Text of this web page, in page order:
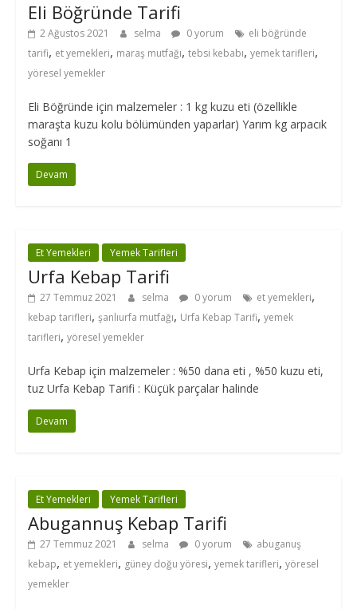
Eli Böğründe Tarifi
2 Ağustos 2021 selma 0 yorum
eli böğründe
tarifi, et yemekleri, maraş mutfağı, tebsi kebabı, yemek tarifleri,
yöresel yemekler
Eli Böğründe için malzemeler : 1 kg kuzu eti (özellikle
maraşta kuzu kolu bölümünden yaparlar) Yarım kg arpacık
soğanı 1
Devam
Et Yemekleri Yemek Tarifleri
Urfa Kebap Tarifi
27 Temmuz 2021 selma 0 yorum et yemekleri,
kebap tarifleri, şanlıurfa mutfağı, Urfa Kebap Tarifi, yemek
tarifleri, yöresel yemekler
Urfa Kebap için malzemeler : %50 dana eti , %50 kuzu eti,
tuz Urfa Kebap Tarifi : Küçük parçalar halinde
Devam
Et Yemekleri Yemek Tarifleri
Abugannuş Kebap Tarifi
27 Temmuz 2021 selma 0 yorum
abuganuş
kebap, et yemekleri, güney doğu yöresi, yemek tarifleri, yöresel
yemekler